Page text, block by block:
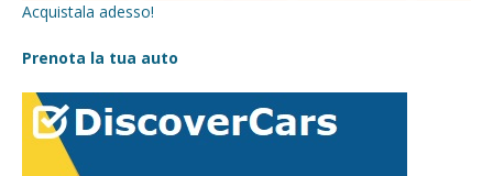
Acquistala adesso!
Prenota la tua auto